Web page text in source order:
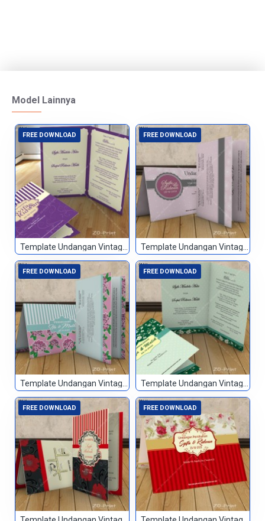
Model Lainnya
FREE DOWNLOAD FREE DOWNLOAD
FREE DOWNLOAD FREE DOWNLOAD
FREE DOWNLOAD FREE DOWNLOAD